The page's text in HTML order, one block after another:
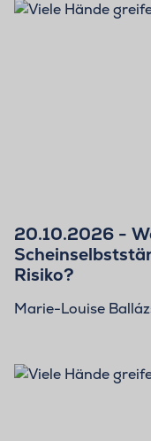
20.10.2026 -
Risiko?
Marie-Louise